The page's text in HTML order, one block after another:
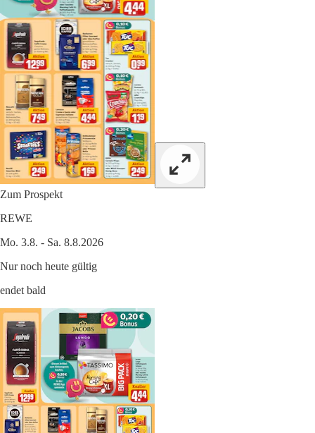
Zum Prospekt
REWE
Mo. 3.8. - Sa. 8.8.2026
Nur noch heute gültig
endet bald